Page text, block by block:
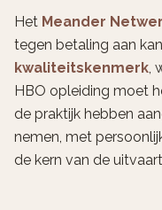
Het Meander
tegen betaling aan
kwaliteitskenmerk,
HBO opleiding moet
de praktijk hebben
nemen, met
de kern van de